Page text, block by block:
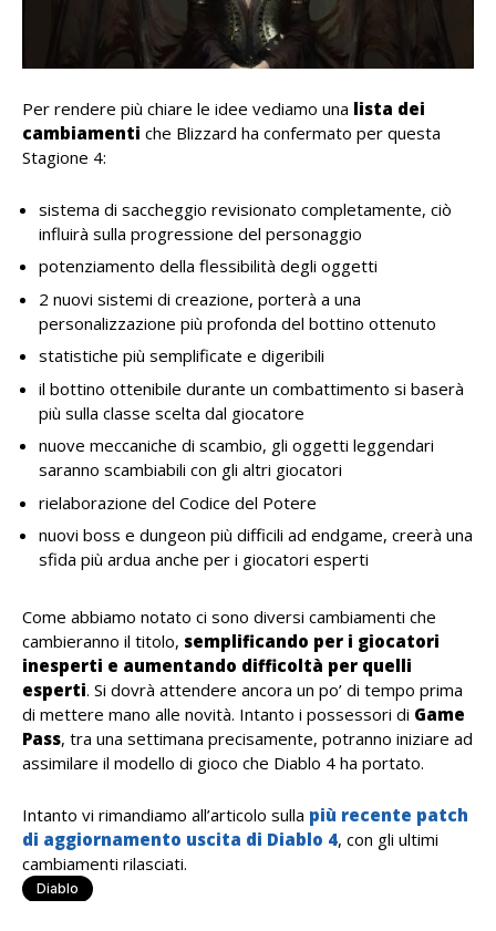
Per rendere più chiare le idee vediamo una lista dei
cambiamenti che Blizzard ha confermato per questa
Stagione 4:
sistema di saccheggio revisionato completamente, ciò
influirà sulla progressione del personaggio
potenziamento della flessibilità degli oggetti
2 nuovi sistemi di creazione, porterà a una
personalizzazione più profonda del bottino ottenuto
statistiche più semplificate e digeribili
il bottino ottenibile durante un combattimento si baserà
più sulla classe scelta dal giocatore
nuove meccaniche di scambio, gli oggetti leggendari
saranno scambiabili con gli altri giocatori
rielaborazione del Codice del Potere
nuovi boss e dungeon più difficili ad endgame, creerà una
sfida più ardua anche per i giocatori esperti
Come abbiamo notato ci sono diversi cambiamenti che
cambieranno il titolo, semplificando per i giocatori
inesperti e aumentando difficoltà per quelli
esperti. Si dovrà attendere ancora un po’ di tempo prima
di mettere mano alle novità. Intanto i possessori di Game
Pass, tra una settimana precisamente, potranno iniziare ad
assimilare il modello di gioco che Diablo 4 ha portato.
Intanto vi rimandiamo all’articolo sulla più recente patch
di aggiornamento uscita di Diablo 4, con gli ultimi
cambiamenti rilasciati.
Diablo